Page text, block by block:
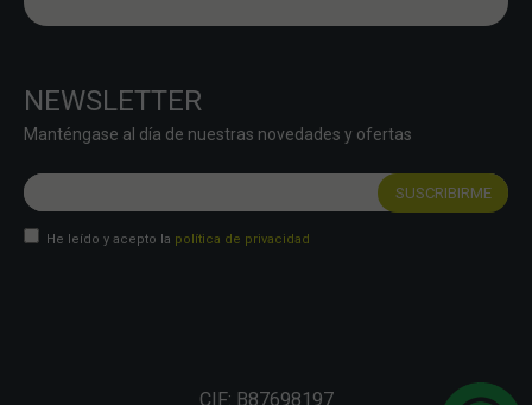
NEWSLETTER
Manténgase al día de nuestras novedades y ofertas
He leído y acepto la política de privacidad
CIF: B87698197